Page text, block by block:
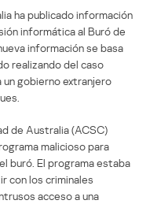
ha publicado información
informática al Buró de
información se basa
realizando del caso
gobierno extranjero
de Australia (ACSC)
malicioso para
buró. El programa estaba
con los criminales
acceso a una